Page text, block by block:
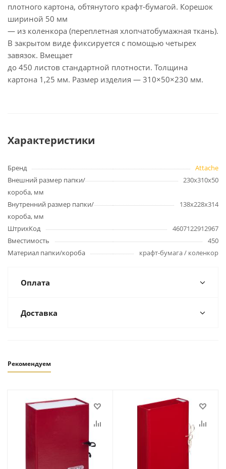
плотного картона, обтянутого крафт-бумагой. Корешок
шириной 50 мм
— из коленкора (переплетная хлопчатобумажная ткань).
В закрытом виде фиксируется с помощью четырех
завязок. Вмещает
до 450 листов стандартной плотности. Толщина
картона 1,25 мм. Размер изделия — 310×50×230 мм.
Характеристики
Бренд
Attache
Внешний размер папки/
короба, мм
230x310x50
Внутренний размер папки/
короба, мм
138x228x314
ШтрихКод
4607122912967
Вместимость
450
Материал папки/короба
крафт-бумага / коленкор
Оплата
Доставка
Рекомендуем